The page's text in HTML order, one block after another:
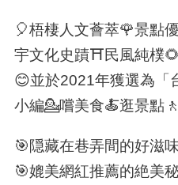
🎈梧棲人文薈萃🌹景點
宇文化史蹟⛩民風純樸
😊並於2021年獲選為「
小編💁嚐美食🍝逛景點
🎯隠藏在巷弄間的好滋
🎯媲美網紅推薦的絶美